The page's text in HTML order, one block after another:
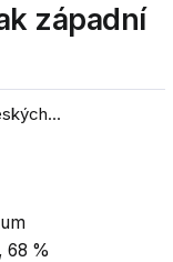
západní
68 %